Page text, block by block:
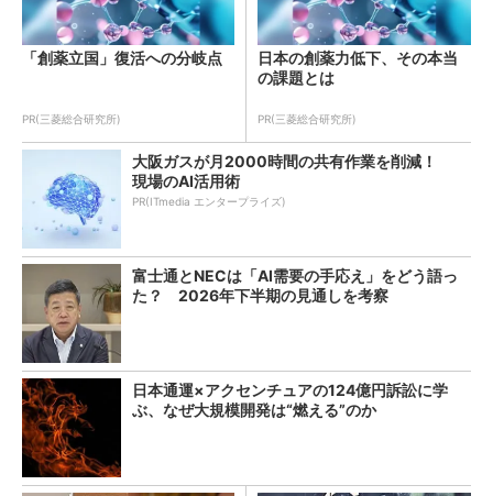
「創薬立国」復活への分岐点
PR(三菱総合研究所)
日本の創薬力低下、その本当
の課題とは
PR(三菱総合研究所)
大阪ガスが月2000時間の共有作業を削減！
現場のAI活用術
PR(ITmedia エンタープライズ)
富士通とNECは「AI需要の手応え」をどう語っ
た？ 2026年下半期の見通しを考察
日本通運×アクセンチュアの124億円訴訟に学
ぶ、なぜ大規模開発は“燃える”のか